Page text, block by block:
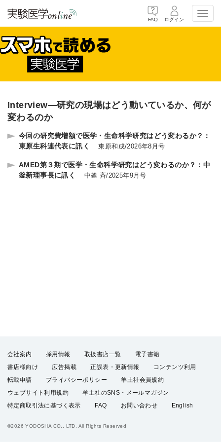
FAQ ログイン
Interview―研究の現場はどう動いているか、何が
変わるのか
今回の研究費増額で医学・生命科学研究はどう変わるか？：
東原生科連代表に訊く
東原和成/2026年8月号
AMED第３期で医学・生命科学研究はどう変わるのか？：中
釜新理事長に訊く
中釜 斉/2025年9月号
会社案内 採用情報 取扱書店一覧
電子書籍
書店様向け
広告掲載 正誤表・更新情報
コンテンツ利用
転載申請
プライバシーポリシー
羊土社会員規約
ウェブサイト利用規約
羊土社のSNS・メールマガジン
特定商取引法に基づく表示
FAQ お問い合わせ English
©2026 YODOSHA CO., LTD. All Rights Reserved